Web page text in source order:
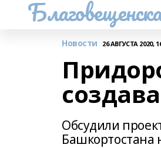
Новости 26 АВГУСТА 2020,
Обсудили
Башкортостана